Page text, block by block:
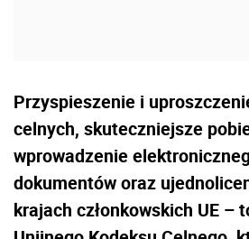
Przyspieszenie i
celnych, skuteczniejsze
wprowadzenie
dokumentów oraz
krajach członkowskich UE –